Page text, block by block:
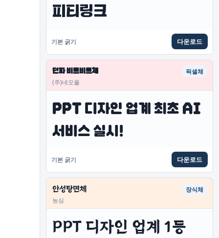
피티링크
기본 굵기 다운로드
던파 비트비트체
(주)네오플
픽셀체
PPT 디자인 업계 최초 AI
서비스 실시!
기본 굵기 다운로드
안성탕면체
농심
장식체
PPT 디자인 업계 1등